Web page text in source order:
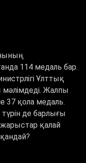
114 медаль бар.
Ұлттық
мәлімдеді. Жалпы
37 қола медаль.
де барлығы
қалай